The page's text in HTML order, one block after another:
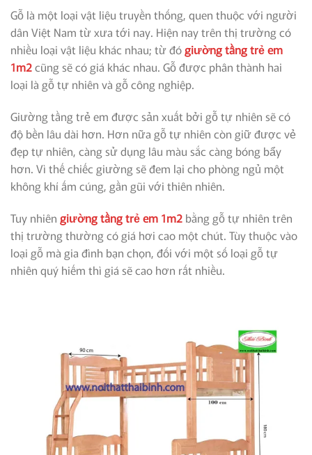
Gỗ là một loại vật liệu truyền thống, quen thuộc với người
dân Việt Nam từ xưa tới nay. Hiện nay trên thị trường có
nhiều loại vật liệu khác nhau; từ đógiường tầng trẻ em
1m2cũng sẽ có giá khác nhau. Gỗ được phân thành hai
loại là gỗ tự nhiên và gỗ công nghiệp.
Giường tầng trẻ em được sản xuất bởi gỗ tự nhiên sẽ có
độ bền lâu dài hơn. Hơn nữa gỗ tự nhiên còn giữ được vẻ
đẹp tự nhiên, càng sử dụng lâu màu sắc càng bóng bẩy
hơn. Vì thế chiếc giường sẽ đem lại cho phòng ngủ một
không khí ấm cúng, gần gũi với thiên nhiên.
Tuy nhiên giường tầng trẻ em 1m2 bằng gỗ tự nhiên trên
thị trường thường có giá hơi cao một chút. Tùy thuộc vào
loại gỗ mà gia đình bạn chọn, đối với một số loại gỗ tự
nhiên quý hiếm thì giá sẽ cao hơn rất nhiều.